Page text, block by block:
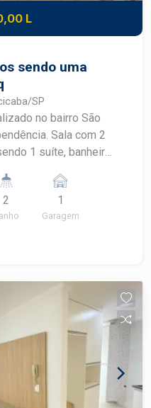
L
sendo uma
SP
no bairro São
Sala com 2
1 suíte, banheiro
banheiro de
a ESALQ Primeiro
2 1
Garagem